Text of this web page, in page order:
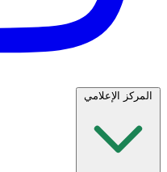
المركز الإعلامي